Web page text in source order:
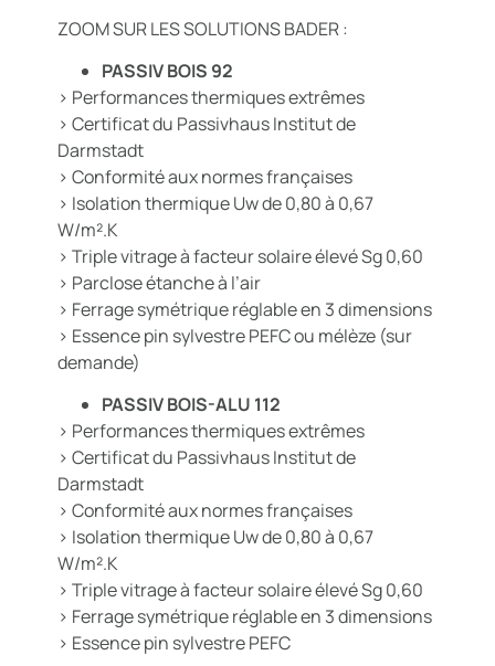
ZOOM SUR LES SOLUTIONS BADER :
PASSIV BOIS 92
> Performances thermiques extrêmes
> Certificat du Passivhaus Institut de
Darmstadt
> Conformité aux normes françaises
> Isolation thermique Uw de 0,80 à 0,67
W/m².K
> Triple vitrage à facteur solaire élevé Sg 0,60
> Parclose étanche à l’air
> Ferrage symétrique réglable en 3 dimensions
> Essence pin sylvestre PEFC ou mélèze (sur
demande)
PASSIV BOIS-ALU 112
> Performances thermiques extrêmes
> Certificat du Passivhaus Institut de
Darmstadt
> Conformité aux normes françaises
> Isolation thermique Uw de 0,80 à 0,67
W/m².K
> Triple vitrage à facteur solaire élevé Sg 0,60
> Ferrage symétrique réglable en 3 dimensions
> Essence pin sylvestre PEFC